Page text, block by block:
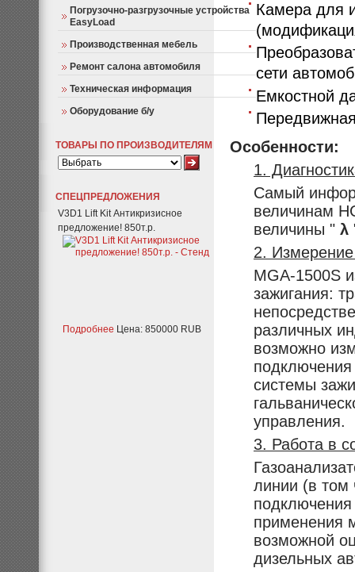
Погрузочно-разгрузочные устройства
EasyLoad
Производственная мебель
Ремонт салона автомобиля
Техническая информация
Оборудование б/у
ТОВАРЫ ПО ПРОИЗВОДИТЕЛЯМ
СПЕЦПРЕДЛОЖЕНИЯ
V3D1 Lift Kit Антикризисное
предложение! 850т.р.
Подробнее Цена: 850000 RUB
Камера для
сети
Емкостной
Особенности:
1.
Самый
величинам
величины " λ
2.
MGA-1500S
зажигания:
различных
возможно
системы
управления.
3. Работа в
линии (в том
применения
возможной
дизельных